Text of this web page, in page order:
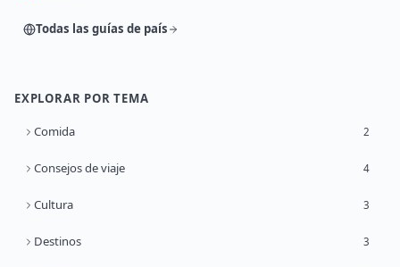
Todas las guías de país
EXPLORAR POR TEMA
Comida 2
Consejos de viaje 4
Cultura 3
Destinos 3